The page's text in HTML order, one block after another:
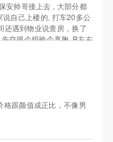
安帅哥接上去 , 大部分都
自己上楼的, 打车20多公
还遇到物业说查房，换了
交摸个奶验个真胸, B左右
力气一般, 优点水嫩光滑
我个人来说值回票价
格跟颜值成正比，不像男